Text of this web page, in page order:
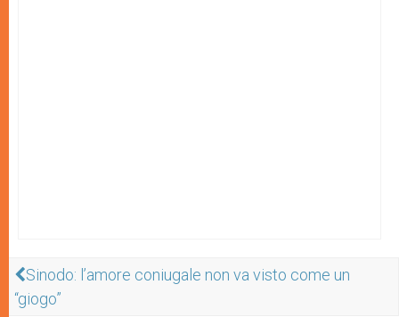
Sinodo: l’amore coniugale non va visto come un
“giogo”